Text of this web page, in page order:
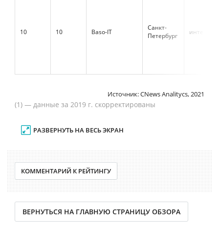
10 10 Baso-IT
Санкт-
Петербург
Источник: CNews Analitycs, 2021
(1) — данные за 2019 г. скорректированы
РАЗВЕРНУТЬ НА ВЕСЬ ЭКРАН
КОММЕНТАРИЙ К РЕЙТИНГУ
ВЕРНУТЬСЯ НА ГЛАВНУЮ СТРАНИЦУ ОБЗОРА